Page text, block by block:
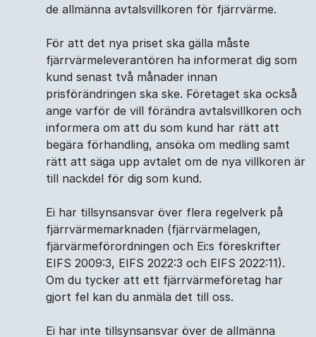
de allmänna avtalsvillkoren för fjärrvärme.
För att det nya priset ska gälla måste
fjärrvärmeleverantören ha informerat dig som
kund senast två månader innan
prisförändringen ska ske. Företaget ska också
ange varför de vill förändra avtalsvillkoren och
informera om att du som kund har rätt att
begära förhandling, ansöka om medling samt
rätt att säga upp avtalet om de nya villkoren är
till nackdel för dig som kund.
Ei har tillsynsansvar över flera regelverk på
fjärrvärmemarknaden (fjärrvärmelagen,
fjärvärmeförordningen och Ei:s föreskrifter
EIFS 2009:3, EIFS 2022:3 och EIFS 2022:11).
Om du tycker att ett fjärrvärmeföretag har
gjort fel kan du anmäla det till oss.
Ei har inte tillsynsansvar över de allmänna